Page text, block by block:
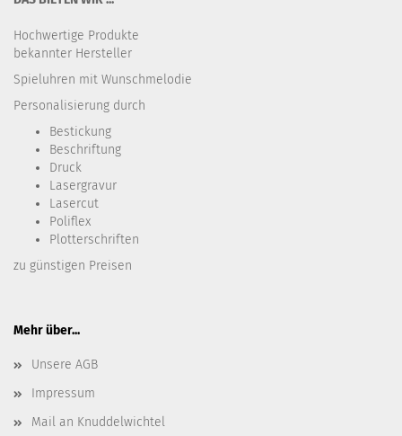
Hochwertige Produkte
bekannter Hersteller
Spieluhren mit Wunschmelodie
Personalisierung durch
Bestickung​
Beschriftung
Druck
Lasergravur
Lasercut
Poliflex
Plotterschriften
zu günstigen Preisen
Mehr über...
Unsere AGB
Impressum
Mail an Knuddelwichtel